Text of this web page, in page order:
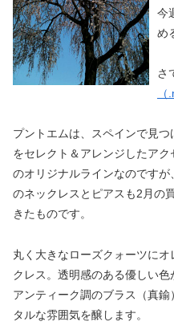
今
め
さ
（
プントエムは、スペインで見つ
をセレクト＆アレンジしたア
のオリジナルラインなのです
のネックレスとピアスも2月の
きたものです。
丸く大きなローズクォーツに
クレス。透明感のある優しい色
アンティーク調のブラス（真
タルな雰囲気を醸します。